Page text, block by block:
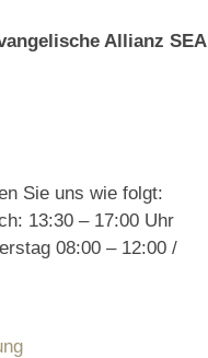
Allianz SEA
Sie uns wie folgt:
13:30 – 17:00 Uhr
08:00 – 12:00 /